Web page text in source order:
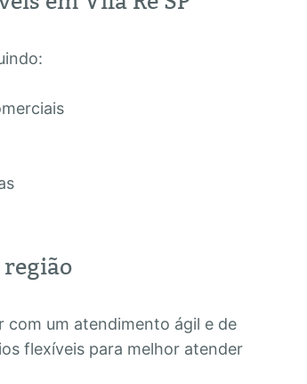
região
com um atendimento ágil e de
flexíveis para melhor atender